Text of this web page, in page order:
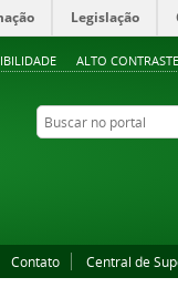
ALTO CONTRASTE
Legislação
Buscar no portal
Contato Central de